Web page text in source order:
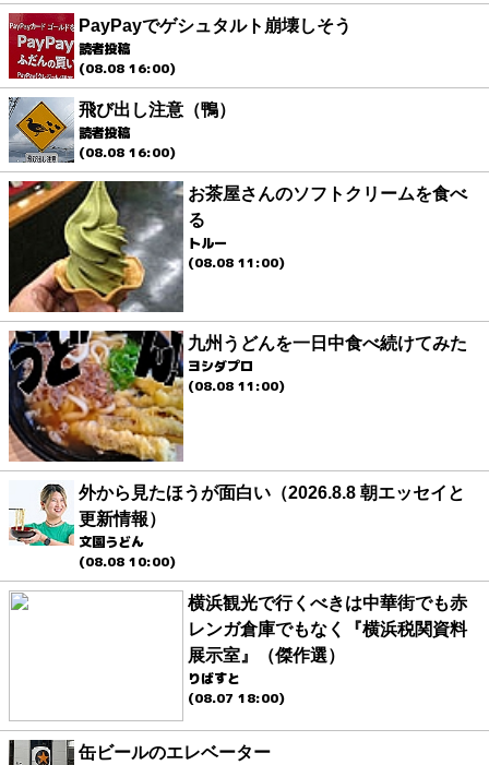
PayPayでゲシュタルト崩壊しそう
読者投稿
(08.08 16:00)
飛び出し注意（鴨）
読者投稿
(08.08 16:00)
お茶屋さんのソフトクリームを食べ
る
トルー
(08.08 11:00)
九州うどんを一日中食べ続けてみた
ヨシダプロ
(08.08 11:00)
外から見たほうが面白い（2026.8.8 朝エッセイと
更新情報）
文園うどん
(08.08 10:00)
横浜観光で行くべきは中華街でも赤
レンガ倉庫でもなく『横浜税関資料
展示室』（傑作選）
りばすと
(08.07 18:00)
缶ビールのエレベーター